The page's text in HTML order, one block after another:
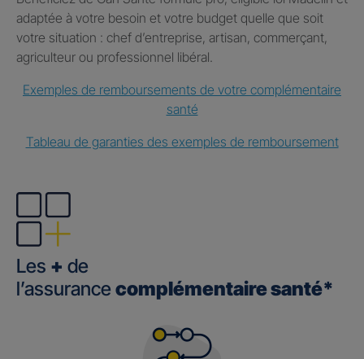
adaptée à votre besoin et votre budget quelle que soit
votre situation : chef d’entreprise, artisan, commerçant,
agriculteur ou professionnel libéral.
Exemples de remboursements de votre complémentaire
santé
Tableau de garanties des exemples de remboursement
Les + de
l’assurance complémentaire santé*